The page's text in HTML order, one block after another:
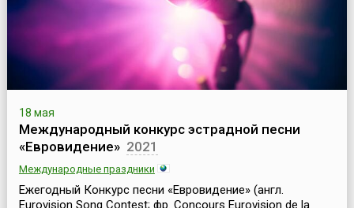
18 мая
Международный конкурс эстрадной песни
«Евровидение» 2021
Международные праздники
Ежегодный Конкурс песни «Евровидение» (англ.
Eurovision Song Contest; фр. Concours Eurovision de la